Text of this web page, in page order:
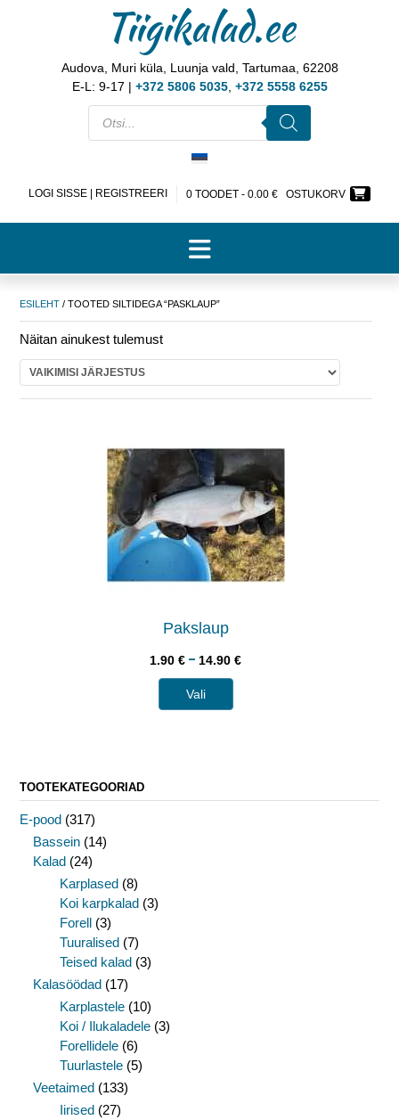
Tiigikalad.ee
Audova, Muri küla, Luunja vald, Tartumaa, 62208
E-L: 9-17 | +372 5806 5035, +372 5558 6255
LOGI SISSE | REGISTREERI 0 TOODET - 0.00 € OSTUKORV
ESILEHT / TOOTED SILTIDEGA “PASKLAUP”
Näitan ainukest tulemust
Pakslaup
1.90€ – 14.90€
Vali
TOOTEKATEGOORIAD
E-pood (317)
Bassein (14)
Kalad (24)
Karplased (8)
Koi karpkalad (3)
Forell (3)
Tuuralised (7)
Teised kalad (3)
Kalasöödad (17)
Karplastele (10)
Koi / Ilukaladele (3)
Forellidele (6)
Tuurlastele (5)
Veetaimed (133)
Iirised (27)